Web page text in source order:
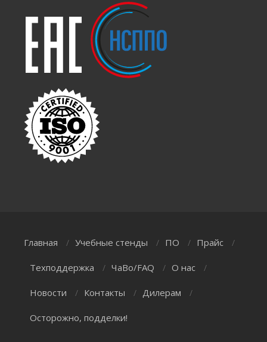
Главная / Учебные стенды / ПО / Прайс /
Техподдержка / ЧаВо/FAQ / О нас /
Новости / Контакты / Дилерам /
Осторожно, подделки!